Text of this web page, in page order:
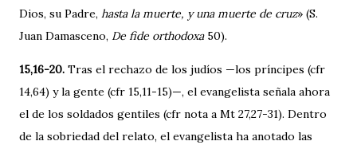
Dios, su Padre, hasta la muerte, y una muerte de cruz» (S.
Juan Damasceno, De fide orthodoxa50).
15,16-20. Tras el rechazo de los judíos —los príncipes (cfr
14,64) y la gente (cfr 15,11-15)—, el evangelista señala ahora
el de los soldados gentiles (cfr nota a Mt 27,27-31). Dentro
de la sobriedad del ­relato, el evangelista ha anotado las